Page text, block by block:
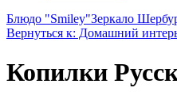
Блюдо "Smiley"Зеркало
Вернуться к: Домашний
Копилки